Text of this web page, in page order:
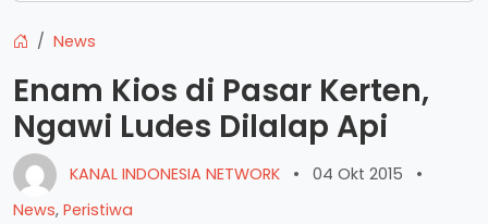
News
Enam Kios di Pasar Kerten,
Ngawi Ludes Dilalap Api
KANAL INDONESIA NETWORK • 04 Okt 2015
•
News, Peristiwa